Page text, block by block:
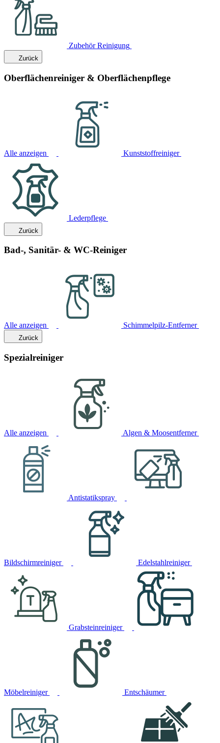
Zubehör Reinigung
Zurück
Oberflächenreiniger & Oberflächenpflege
Alle anzeigen Kunststoffreiniger
Lederpflege
Zurück
Bad-, Sanitär- & WC-Reiniger
Alle anzeigen Schimmelpilz-Entferner
Zurück
Spezialreiniger
Alle anzeigen Algen & Moosentferner
Antistatikspray
Bildschirmreiniger Edelstahlreiniger
Grabsteinreiniger
Möbelreiniger Entschäumer